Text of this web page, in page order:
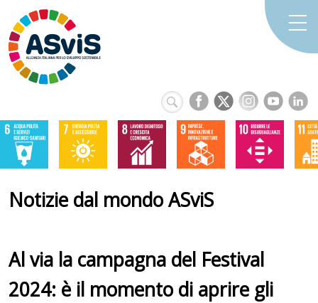
Notizie dal mondo ASviS
Al via la campagna del Festival
2024: è il momento di aprire gli